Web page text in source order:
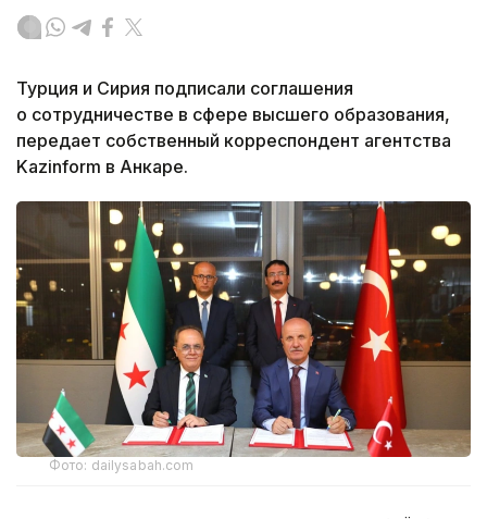
Турция и Сирия подписали соглашения
о сотрудничестве в сфере высшего образования,
передает собственный корреспондент агентства
Kazinform в Анкаре.
Фото: dailysabah.com